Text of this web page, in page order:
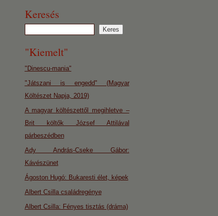
Keresés
"Kiemelt"
"Dinescu-mania"
"Játszani is engedd" (Magyar
Költészet Napja, 2019)
A magyar költészettől megihletve –
Brit költők József Attilával
párbeszédben
Ady András-Cseke Gábor:
Kávészünet
Ágoston Hugó: Bukaresti élet, képek
Albert Csilla családregénye
Albert Csilla: Fényes tisztás (dráma)